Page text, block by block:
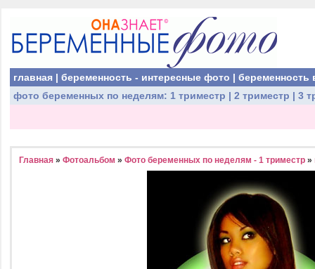
главная | беременность - интересные фото | беременность
фото беременных по неделям: 1 триместр | 2 триместр | 3
Главная » Фотоальбом » Фото беременных по неделям - 1 триместр »